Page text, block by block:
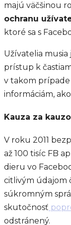
majú väčšinou
ochranu
ktoré sa s
Užívatelia
prístup k
v takom
informáciám,
Kauza za
V roku 2011
až 100 tisíc FB
dieru vo
citlivým údajom
súkromným
skutočnosť
odstránený.